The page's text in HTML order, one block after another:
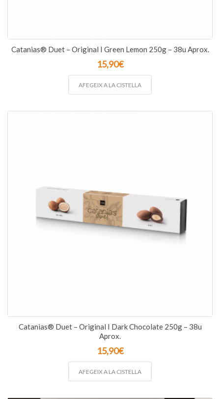
Catanias® Duet – Original I Green Lemon 250g – 38u Aprox.
15,90€
AFEGEIX A LA CISTELLA
Catanias® Duet – Original I Dark Chocolate 250g – 38u
Aprox.
15,90€
AFEGEIX A LA CISTELLA